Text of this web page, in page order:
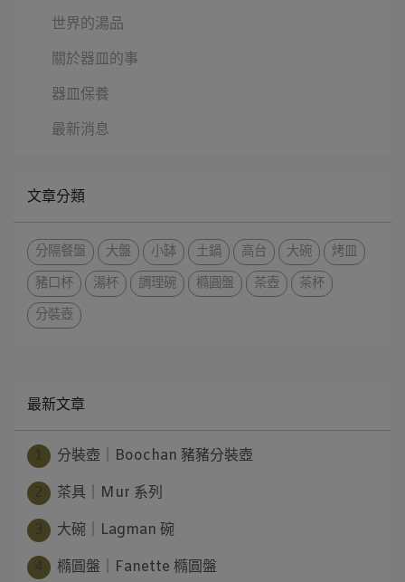
世界的湯品
關於器皿的事
器皿保養
最新消息
文章分類
分隔餐盤 大盤 小缽 土鍋 高台 大碗
烤皿
豬口杯
湯杯 調理碗 橢圓盤 茶壺
茶杯
分裝壺
最新文章
分裝壺｜Boochan 豬豬分裝壺
茶具｜Mur 系列
大碗｜Lagman 碗
橢圓盤｜Fanette 橢圓盤